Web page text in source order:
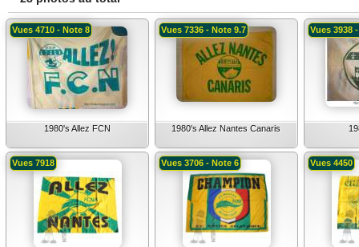
1980's Allez FCN
Vues 4710 - Note 8
1980's Allez Nantes Canaris
Vues 7336 - Note 9.7 Vues 3938
Vues 7918 Vues 3706 - Note 6 Vues 4450